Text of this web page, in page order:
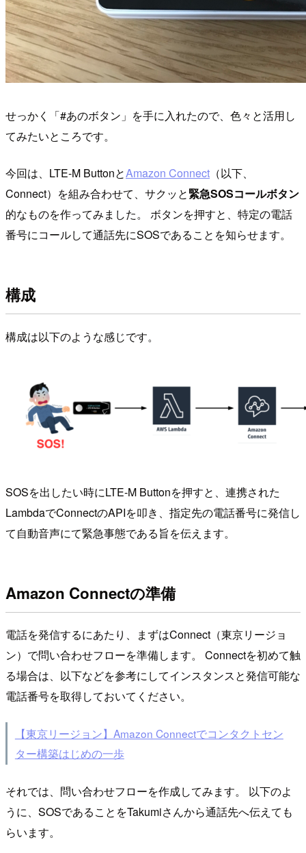
せっかく「#あのボタン」を手に入れたので、色々と活用し
てみたいところです。
今回は、LTE-M ButtonとAmazon Connect （以下、
Connect）を組み合わせて、サクッと緊急SOSコールボタン
的なものを作ってみました。 ボタンを押すと、特定の電話
番号にコールして通話先にSOSであることを知らせます。
構成
構成は以下のような感じです。
SOSを出したい時にLTE-M Buttonを押すと、連携された
LambdaでConnectのAPIを叩き、指定先の電話番号に発信し
て自動音声にて緊急事態である旨を伝えます。
Amazon Connectの準備
電話を発信するにあたり、まずはConnect（東京リージョ
ン）で問い合わせフローを準備します。 Connectを初めて触
る場合は、以下などを参考にしてインスタンスと発信可能な
電話番号を取得しておいてください。
【東京リージョン】Amazon Connectでコンタクトセン
ター構築はじめの一歩
それでは、問い合わせフローを作成してみます。 以下のよ
うに、SOSであることをTakumiさんから通話先へ伝えても
らいます。